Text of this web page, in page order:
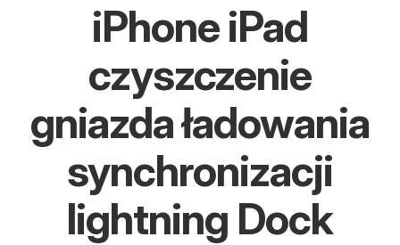
iPhone iPad
czyszczenie
gniazda ładowania
synchronizacji
lightning Dock